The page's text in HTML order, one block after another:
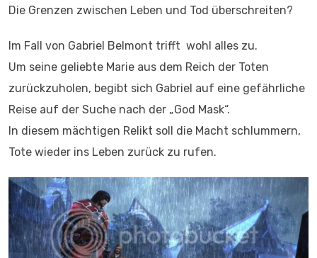
Die Grenzen zwischen Leben und Tod überschreiten?
Im Fall von Gabriel Belmont trifft wohl alles zu.
Um seine geliebte Marie aus dem Reich der Toten
zurückzuholen, begibt sich Gabriel auf eine gefährliche
Reise auf der Suche nach der „God Mask“.
In diesem mächtigen Relikt soll die Macht schlummern,
Tote wieder ins Leben zurück zu rufen.